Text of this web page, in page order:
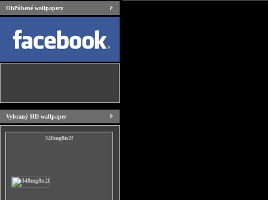
Obľúbené wallpapery
Vybraný HD wallpaper
348mg8n2f